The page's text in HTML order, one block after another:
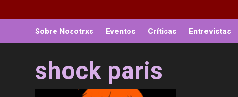
Sobre Nosotrxs Eventos Críticas Entrevistas
shock paris